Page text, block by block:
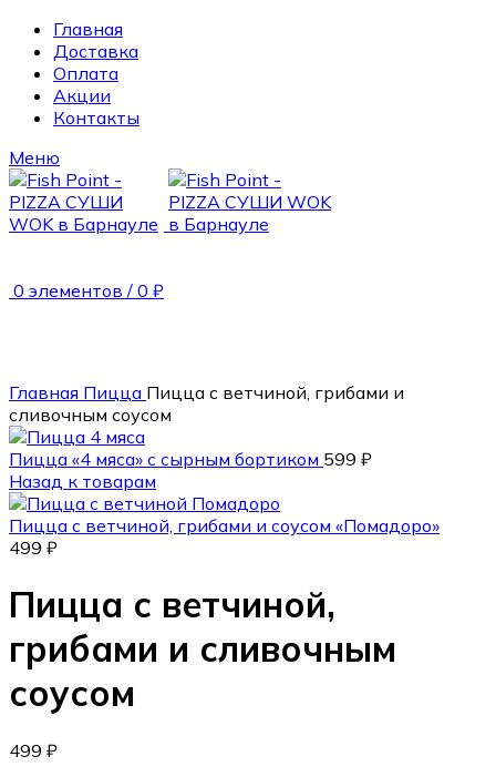
Главная
Доставка
Оплата
Акции
Контакты
Меню
0 элементов / 0 ₽
Главная Пицца Пицца с ветчиной, грибами и
сливочным соусом
Пицца «4 мяса» с сырным бортиком 599 ₽
Назад к товарам
Пицца с ветчиной, грибами и соусом «Помадоро»
499 ₽
Пицца с ветчиной,
грибами и сливочным
соусом
499 ₽